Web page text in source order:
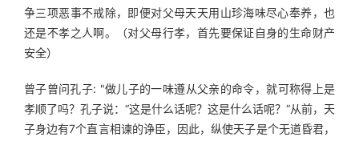
争三项恶事不戒除，即便对父母天天用山珍海味尽心奉养，也
还是不孝之人啊。（对父母行孝，首先要保证自身的生命财产
安全）
曾子曾问孔子: "做儿子的一味遵从父亲的命令，就可称得上是
孝顺了吗？孔子说：“这是什么话呢？这是什么话呢？“从前，天
子身边有7个直言相谏的诤臣，因此，纵使天子是个无道昏君，